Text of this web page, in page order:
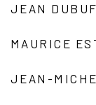
JEAN
MAURICE
JEAN-